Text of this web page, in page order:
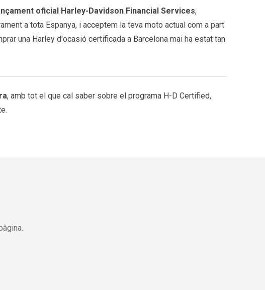
oficial Harley-Davidson Financial Services,
a tota Espanya, i acceptem la teva moto actual com a part
una Harley d'ocasió certificada a Barcelona mai ha estat tan
, amb tot el que cal saber sobre el programa H-D Certified,